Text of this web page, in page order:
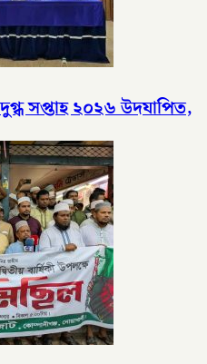
সপ্তাহ ২০২৬ উদযাপিত,